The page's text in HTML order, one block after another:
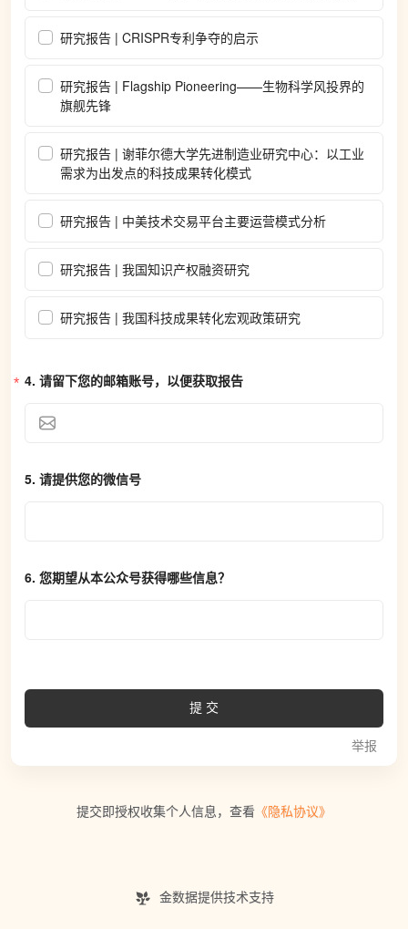
研究报告 | CRISPR专利争夺的启示
研究报告 | Flagship Pioneering——生物科学风投界的
旗舰先锋
研究报告 | 谢菲尔德大学先进制造业研究中心：以工业
需求为出发点的科技成果转化模式
研究报告 | 中美技术交易平台主要运营模式分析
研究报告 | 我国知识产权融资研究
研究报告 | 我国科技成果转化宏观政策研究
4. 请留下您的邮箱账号，以便获取报告
5. 请提供您的微信号
6. 您期望从本公众号获得哪些信息？
提交
举报
提交即授权收集个人信息，查看 《隐私协议》
金数据提供技术支持